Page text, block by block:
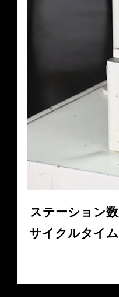
ステーション数
サイクルタイム